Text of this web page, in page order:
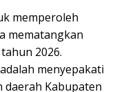
memperoleh
mematangkan
2026.
menyepakati
Kabupaten